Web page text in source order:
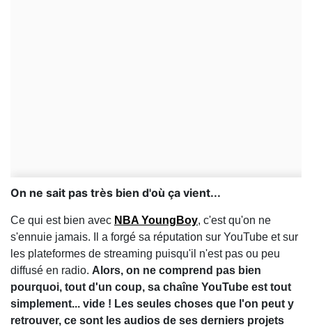
On ne sait pas très bien d'où ça vient...
Ce qui est bien avec NBA YoungBoy, c'est qu'on ne
s'ennuie jamais. Il a forgé sa réputation sur YouTube et sur
les plateformes de streaming puisqu'il n'est pas ou peu
diffusé en radio. Alors, on ne comprend pas bien
pourquoi, tout d'un coup, sa chaîne YouTube est tout
simplement... vide ! Les seules choses que l'on peut y
retrouver, ce sont les audios de ses derniers projets